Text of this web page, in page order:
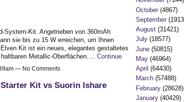
System-Kit. Angetrieben von 360mAh
sie bis zu 15 W erreichen, um Ihnen
Kit ist ein neues, elegantes gestaltetes
Metallic-Oberflächen.… Continue
— No Comments
Kit vs Suorin Ishare
October(4867)
September
August(31421)
July(18577)
June(50815)
May(46964)
April (64430)
March(57488)
February(28628)
January(40429)